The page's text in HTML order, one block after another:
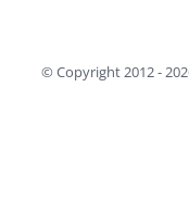
© Copyright 2012 -